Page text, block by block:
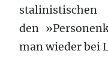
stalinistischen
den
man wieder bei